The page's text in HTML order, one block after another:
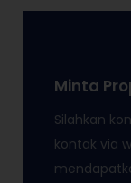
Minta
Silahkan
kontak via